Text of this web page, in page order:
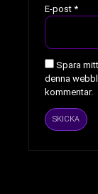
E-post *
Spara
denna
kommentar.